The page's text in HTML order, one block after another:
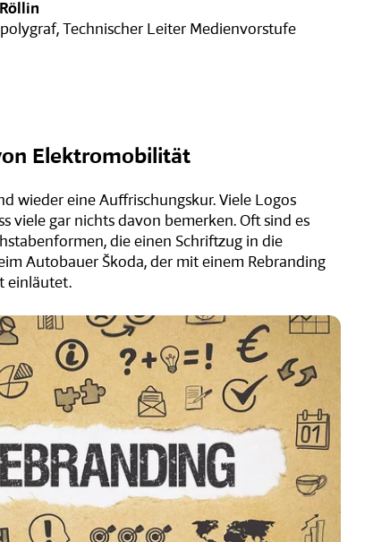
Technischer Leiter Medienvorstufe
Elektromobilität
wieder eine Auffrischungskur. Viele Logos
viele gar nichts davon bemerken. Oft sind es
die einen Schriftzug in die
Autobauer Škoda, der mit einem Rebranding
einläutet.